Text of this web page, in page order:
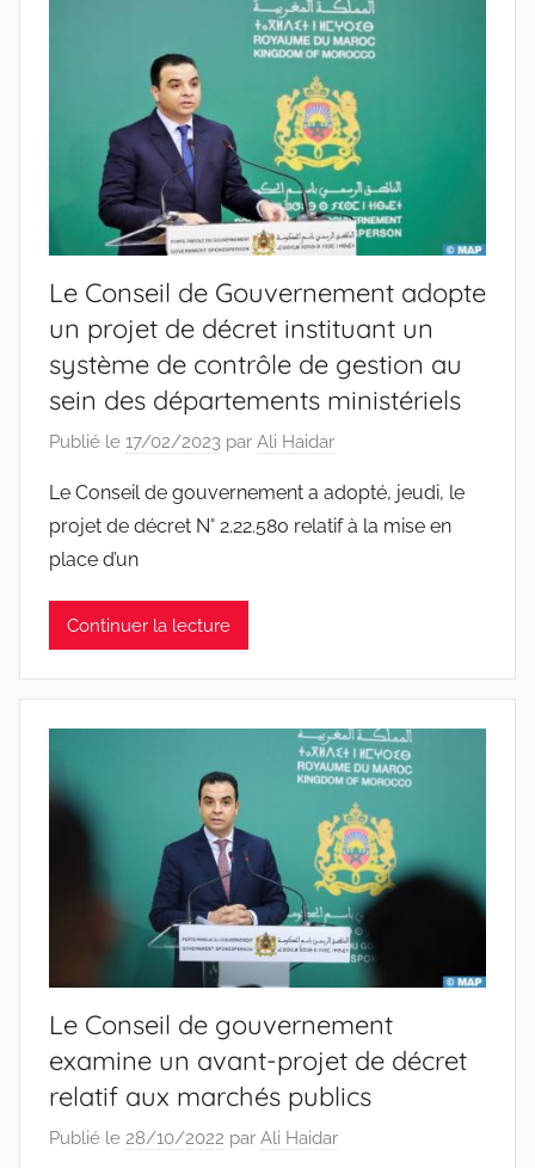
Le Conseil de Gouvernement adopte
un projet de décret instituant un
système de contrôle de gestion au
sein des départements ministériels
Publié le 17/02/2023 par Ali Haidar
Le Conseil de gouvernement a adopté, jeudi, le
projet de décret N° 2.22.580 relatif à la mise en
place d’un
Continuer la lecture
Le Conseil de gouvernement
examine un avant-projet de décret
relatif aux marchés publics
Publié le 28/10/2022 par Ali Haidar